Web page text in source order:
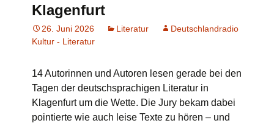
Klagenfurt
26. Juni 2026 Literatur
Deutschlandradio
Kultur - Literatur
14 Autorinnen und Autoren lesen gerade bei den
Tagen der deutschsprachigen Literatur in
Klagenfurt um die Wette. Die Jury bekam dabei
pointierte wie auch leise Texte zu hören – und